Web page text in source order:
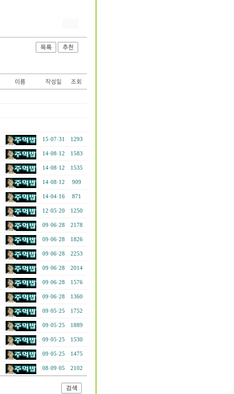
15·07·31 1293
14·08·12 1583
14·08·12 1535
14·08·12 909
14·04·16 871
12·05·20 1250
09·06·28 2178
09·06·28 1826
09·06·28 2253
09·06·28 2014
09·06·28 1576
09·06·28 1360
09·05·25 1752
09·05·25 1889
09·05·25 1530
09·05·25 1475
08·09·05 2102